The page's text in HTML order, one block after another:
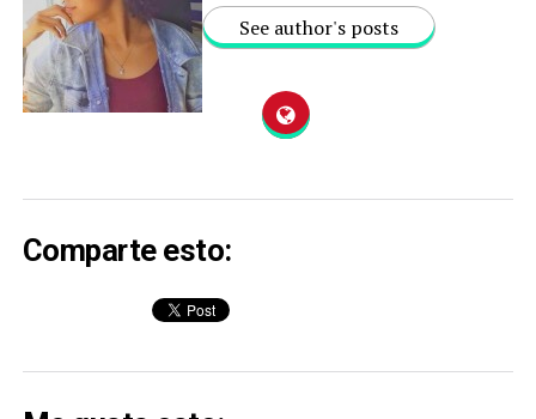
See author's posts
Comparte esto: